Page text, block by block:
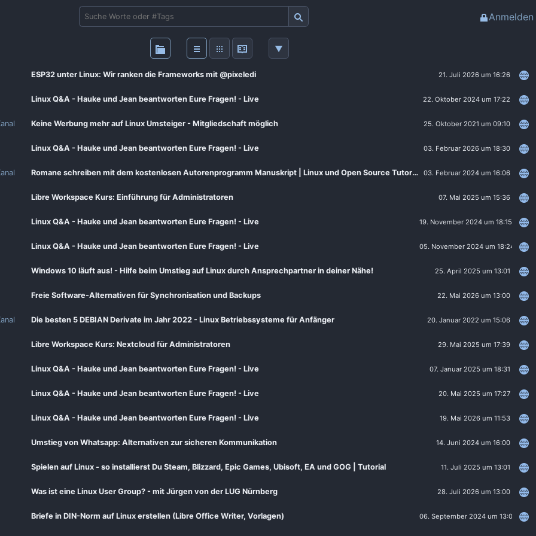
Anmelden
ESP32 unter Linux: Wir ranken die Frameworks mit ⁨@pixeledi⁩ 21. Juli 2026 um 16:26
Linux Q&A - Hauke und Jean beantworten Eure Fragen! - Live 22. Oktober 2024 um 17:22
Keine Werbung mehr auf Linux Umsteiger - Mitgliedschaft möglich 25. Oktober 2021 um 09:10
Linux Q&A - Hauke und Jean beantworten Eure Fragen! - Live 03. Februar 2026 um 18:30
Romane schreiben mit dem kostenlosen Autorenprogramm Manuskript | Linux und Open Source Tutorial 03. Februar 2024 um 16:06
Libre Workspace Kurs: Einführung für Administratoren 07. Mai 2025 um 15:36
Linux Q&A - Hauke und Jean beantworten Eure Fragen! - Live 19. November 2024 um 18:15
Linux Q&A - Hauke und Jean beantworten Eure Fragen! - Live 05. November 2024 um 18:24
Windows 10 läuft aus! - Hilfe beim Umstieg auf Linux durch Ansprechpartner in deiner Nähe! 25. April 2025 um 13:01
Freie Software-Alternativen für Synchronisation und Backups 22. Mai 2026 um 13:00
Die besten 5 DEBIAN Derivate im Jahr 2022 - Linux Betriebssysteme für Anfänger 20. Januar 2022 um 15:06
Libre Workspace Kurs: Nextcloud für Administratoren 29. Mai 2025 um 17:39
Linux Q&A - Hauke und Jean beantworten Eure Fragen! - Live 07. Januar 2025 um 18:31
Linux Q&A - Hauke und Jean beantworten Eure Fragen! - Live 20. Mai 2025 um 17:27
Linux Q&A - Hauke und Jean beantworten Eure Fragen! - Live 19. Mai 2026 um 11:53
Umstieg von Whatsapp: Alternativen zur sicheren Kommunikation 14. Juni 2024 um 16:00
Spielen auf Linux - so installierst Du Steam, Blizzard, Epic Games, Ubisoft, EA und GOG | Tutorial 11. Juli 2025 um 13:01
Was ist eine Linux User Group? - mit Jürgen von der LUG Nürnberg 28. Juli 2026 um 13:00
Briefe in DIN-Norm auf Linux erstellen (Libre Office Writer, Vorlagen) 06. September 2024 um 13:01